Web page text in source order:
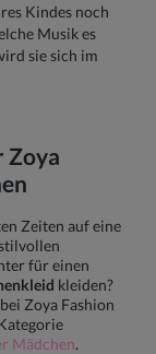
Kindes noch
Musik es
sie sich im
Zoya
Zeiten auf eine
für einen
kleiden?
Zoya Fashion
Mädchen.